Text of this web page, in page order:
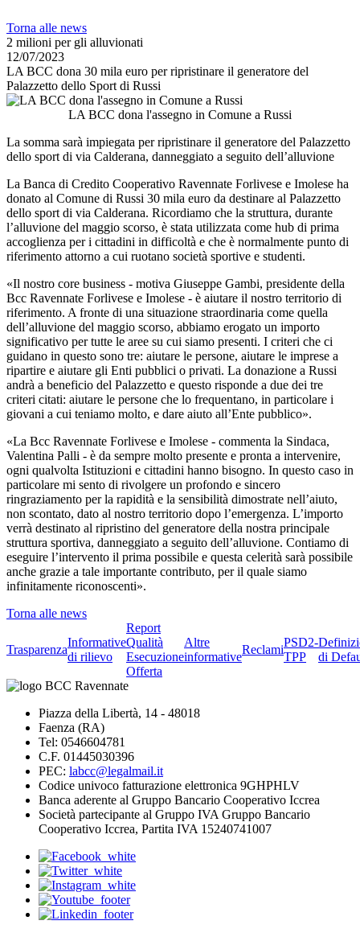
Torna alle news
2 milioni per gli alluvionati
12/07/2023
LA BCC dona 30 mila euro per ripristinare il generatore del
Palazzetto dello Sport di Russi
LA BCC dona l'assegno in Comune a Russi
La somma sarà impiegata per ripristinare il generatore del Palazzetto
dello sport di via Calderana, danneggiato a seguito dell’alluvione
La Banca di Credito Cooperativo Ravennate Forlivese e Imolese ha
donato al Comune di Russi 30 mila euro da destinare al Palazzetto
dello sport di via Calderana. Ricordiamo che la struttura, durante
l’alluvione del maggio scorso, è stata utilizzata come hub di prima
accoglienza per i cittadini in difficoltà e che è normalmente punto di
riferimento attorno a cui ruotano società sportive e studenti.
«Il nostro core business - motiva Giuseppe Gambi, presidente della
Bcc Ravennate Forlivese e Imolese - è aiutare il nostro territorio di
riferimento. A fronte di una situazione straordinaria come quella
dell’alluvione del maggio scorso, abbiamo erogato un importo
significativo per tutte le aree su cui siamo presenti. I criteri che ci
guidano in questo sono tre: aiutare le persone, aiutare le imprese a
ripartire e aiutare gli Enti pubblici o privati. La donazione a Russi
andrà a beneficio del Palazzetto e questo risponde a due dei tre
criteri citati: aiutare le persone che lo frequentano, in particolare i
giovani a cui teniamo molto, e dare aiuto all’Ente pubblico».
«La Bcc Ravennate Forlivese e Imolese - commenta la Sindaca,
Valentina Palli - è da sempre molto presente e pronta a intervenire,
ogni qualvolta Istituzioni e cittadini hanno bisogno. In questo caso in
particolare mi sento di rivolgere un profondo e sincero
ringraziamento per la rapidità e la sensibilità dimostrate nell’aiuto,
non scontato, dato al nostro territorio dopo l’emergenza. L’importo
verrà destinato al ripristino del generatore della nostra principale
struttura sportiva, danneggiato a seguito dell’alluvione. Contiamo di
eseguire l’intervento il prima possibile e questa celerità sarà possibile
anche grazie a tale importante contributo, per il quale siamo
infinitamente riconoscenti».
Torna alle news
Trasparenza
Informative
di rilievo
Report
Qualità
Esecuzione
Offerta
Altre
informative
Reclami
PSD2-
TPP
di
Piazza della Libertà, 14 - 48018
Faenza (RA)
Tel: 0546604781
C.F. 01445030396
PEC: labcc@legalmail.it
Codice univoco fatturazione elettronica 9GHPHLV
Banca aderente al Gruppo Bancario Cooperativo Iccrea
Società partecipante al Gruppo IVA Gruppo Bancario
Cooperativo Iccrea, Partita IVA 15240741007